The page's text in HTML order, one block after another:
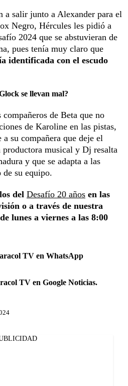
a salir junto a Alexander para el
Negro, Hércules les pidió a
2024 que se abstuvieran de
pues tenía muy claro que
identificada con el escudo
se llevan mal?
de Beta que no
de Karoline en las pistas,
su compañera que deje el
musical y Dj resalta
y que se adapta a las
de su equipo.
del Desafío 20 años en las
o a través de nuestra
lunes a viernes a las 8:00
TV en WhatsApp
TV en Google Noticias.